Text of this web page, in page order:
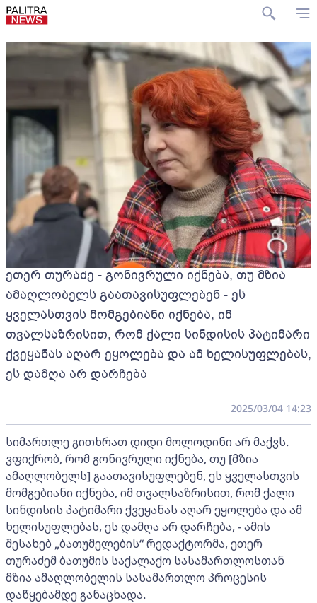
ეთერ თურაძე - გონივრული იქნება, თუ მზია
ამაღლობელს გაათავისუფლებენ - ეს
ყველასთვის მომგებიანი იქნება, იმ
თვალსაზრისით, რომ ქალი სინდისის პატიმარი
ქვეყანას აღარ ეყოლება და ამ ხელისუფლებას,
ეს დამღა არ დარჩება
2025/03/04 14:23
სიმართლე გითხრათ დიდი მოლოდინი არ მაქვს.
ვფიქრობ, რომ გონივრული იქნება, თუ [მზია
ამაღლობელს] გაათავისუფლებენ, ეს ყველასთვის
მომგებიანი იქნება, იმ თვალსაზრისით, რომ ქალი
სინდისის პატიმარი ქვეყანას აღარ ეყოლება და ამ
ხელისუფლებას, ეს დამღა არ დარჩება, - ამის
შესახებ „ბათუმელების“ რედაქტორმა, ეთერ
თურაძემ ბათუმის საქალაქო სასამართლოსთან
მზია ამაღლობელის სასამართლო პროცესის
დაწყებამდე განაცხადა.